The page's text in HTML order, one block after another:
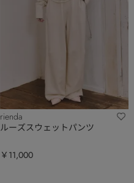
rienda
ルーズスウェットパンツ
￥11,000